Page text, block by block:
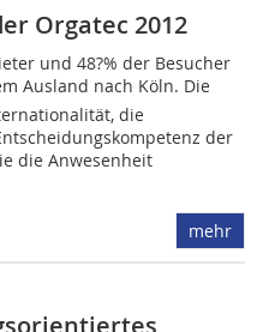
Orgatec 2012
und 48?% der Besucher
Ausland nach Köln. Die
die
der
die Anwesenheit
mehr